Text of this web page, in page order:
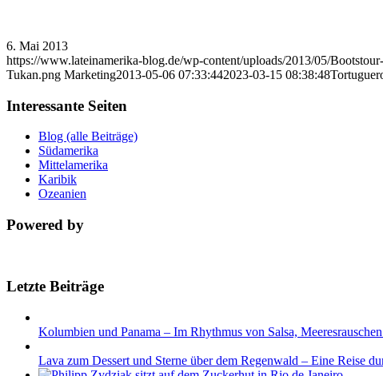
6. Mai 2013
https://www.lateinamerika-blog.de/wp-content/uploads/2013/05/
Tukan.png Marketing2013-05-06 07:33:442023-03-15 08:38:48
Interessante Seiten
Blog (alle Beiträge)
Südamerika
Mittelamerika
Karibik
Ozeanien
Powered by
Letzte Beiträge
Kolumbien und Panama – Im Rhythmus von Salsa,
Lava zum Dessert und Sterne über dem Regenwald – Eine Reise